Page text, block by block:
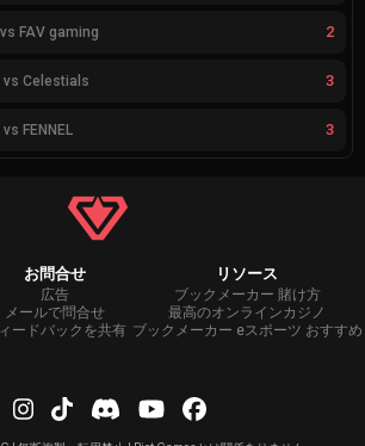
FAV gaming 2
vs Celestials 3
FENNEL 3
お問合せ
広告
メールで問合せ
ードバックを共有
リソース
ブックメーカー 賭け方
最高のオンラインカジノ
ブックメーカー eスポーツ おすすめ